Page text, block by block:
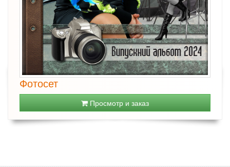
Фотосет
Просмотр и заказ